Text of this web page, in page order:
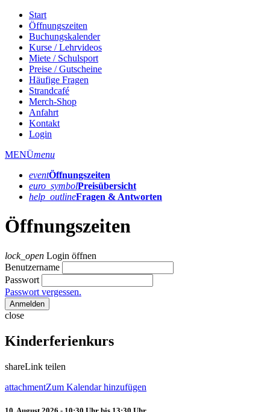
Start
Öffnungszeiten
Buchungskalender
Kurse / Lehrvideos
Miete / Schulsport
Preise / Gutscheine
Häufige Fragen
Strandcafé
Merch-Shop
Anfahrt
Kontakt
Login
MENÜmenu
eventÖffnungs­zeiten
euro_symbolPreis­übersicht
help_outlineFragen & Antworten
Öffnungszeiten
lock_open Login öffnen
Benutzername
Passwort
Passwort vergessen.
Anmelden
close
Kinderferienkurs
shareLink teilen
attachmentZum Kalendar hinzufügen